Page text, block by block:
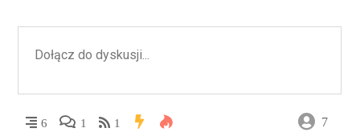
6 1 1 7